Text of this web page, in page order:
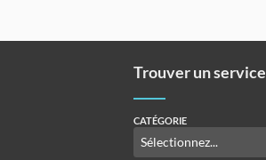
Trouver un service
CATÉGORIE